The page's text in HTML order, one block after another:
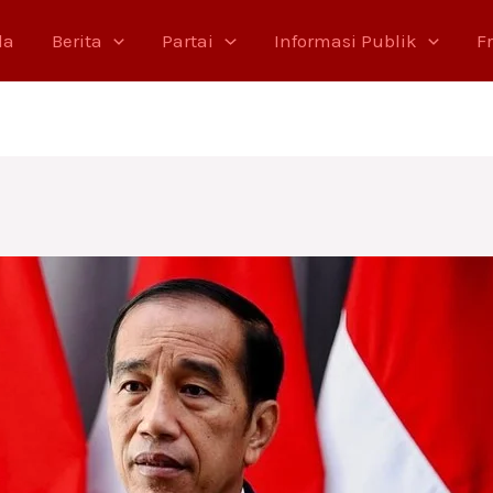
Berita Partai Informasi Publik